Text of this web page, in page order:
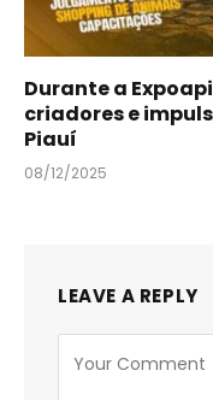
Durante a
criadores e
Piauí
08/12/2025
LEAVE A REPLY